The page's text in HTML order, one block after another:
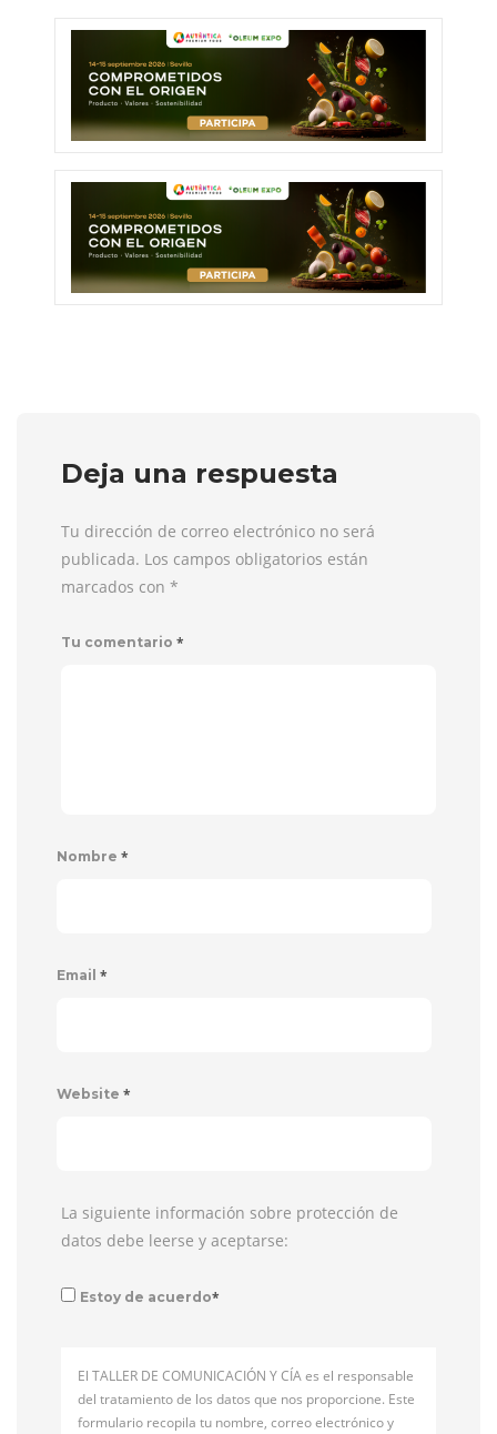
Deja una respuesta
Tu dirección de correo electrónico no será
publicada. Los campos obligatorios están
marcados con *
Tu comentario *
Nombre *
Email *
Website *
La siguiente información sobre protección de
datos debe leerse y aceptarse:
Estoy de acuerdo*
El TALLER DE COMUNICACIÓN Y CÍA es el responsable
del tratamiento de los datos que nos proporcione. Este
formulario recopila tu nombre, correo electrónico y